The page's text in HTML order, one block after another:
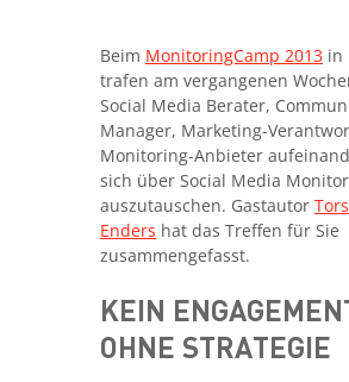
Beim MonitoringCamp 2013 in
trafen am vergangenen
Social Media Berater,
Manager, Marketing-
Monitoring-Anbieter
sich über Social Media
auszutauschen. Gastautor
Enders hat das Treffen für Sie
zusammengefasst.
KEIN
OHNE STRATEGIE